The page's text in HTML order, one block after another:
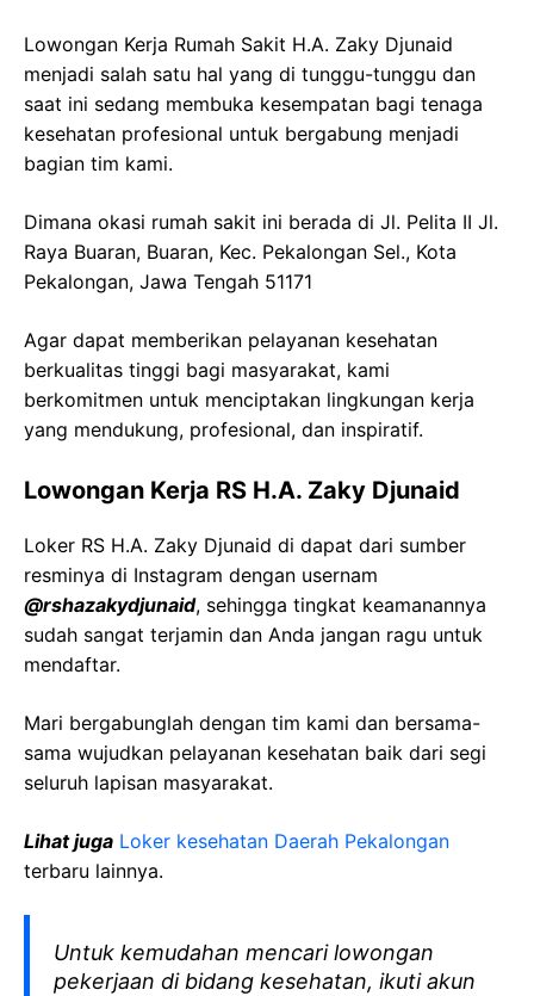
Lowongan Kerja Rumah Sakit H.A. Zaky Djunaid
menjadi salah satu hal yang di tunggu-tunggu dan
saat ini sedang membuka kesempatan bagi tenaga
kesehatan profesional untuk bergabung menjadi
bagian tim kami.
Dimana okasi rumah sakit ini berada di Jl. Pelita II Jl.
Raya Buaran, Buaran, Kec. Pekalongan Sel., Kota
Pekalongan, Jawa Tengah 51171
Agar dapat memberikan pelayanan kesehatan
berkualitas tinggi bagi masyarakat, kami
berkomitmen untuk menciptakan lingkungan kerja
yang mendukung, profesional, dan inspiratif.
Lowongan Kerja RS H.A. Zaky Djunaid
Loker RS H.A. Zaky Djunaid di dapat dari sumber
resminya di Instagram dengan usernam
@rshazakydjunaid, sehingga tingkat keamanannya
sudah sangat terjamin dan Anda jangan ragu untuk
mendaftar.
Mari bergabunglah dengan tim kami dan bersama-
sama wujudkan pelayanan kesehatan baik dari segi
seluruh lapisan masyarakat.
Lihat juga Loker kesehatan Daerah Pekalongan
terbaru lainnya.
Untuk kemudahan mencari lowongan
pekerjaan di bidang kesehatan, ikuti akun